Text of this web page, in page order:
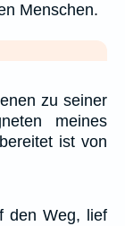
Menschen.
zu seiner
meines
ist von
den Weg, lief